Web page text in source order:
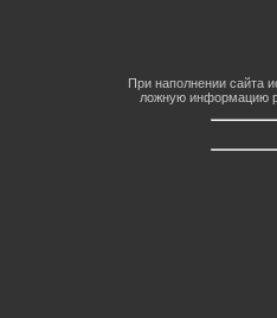
При наполнении сайта
ложную информацию